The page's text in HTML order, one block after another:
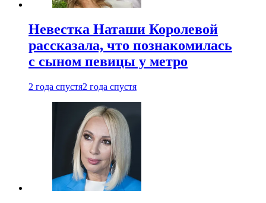
Невестка Наташи Королевой
рассказала, что познакомилась
с сыном певицы у метро
2 года спустя2 года спустя